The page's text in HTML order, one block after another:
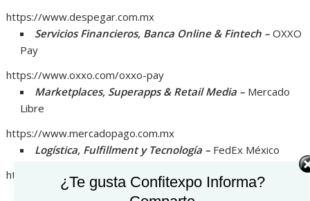
https://www.despegar.com.mx
Servicios Financieros, Banca Online & Fintech – OXXO
Pay
https://www.oxxo.com/oxxo-pay
Marketplaces, Superapps & Retail Media – Mercado
Libre
https://www.mercadopago.com.mx
Logística, Fulfillment y Tecnología – FedEx México
https://www.fedex.com/es-mx
Inteligencia Artificial y Marketing –Growlat
¿Te gusta Confitexpo Informa?